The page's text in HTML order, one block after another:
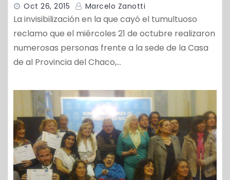
Oct 26, 2015 Marcelo Zanotti
La invisibilización en la que cayó el tumultuoso
reclamo que el miércoles 21 de octubre realizaron
numerosas personas frente a la sede de la Casa
de al Provincia del Chaco,…